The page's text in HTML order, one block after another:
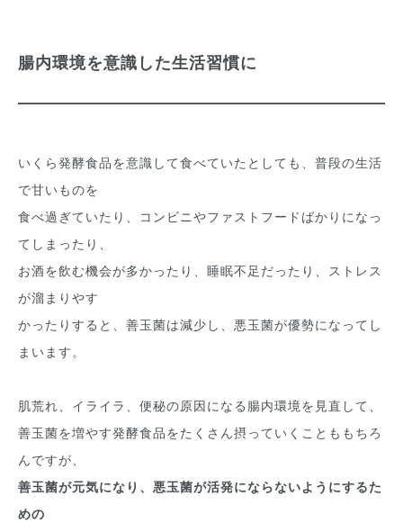
腸内環境を意識した生活習慣に
いくら発酵食品を意識して食べていたとしても、普段の生活
で甘いものを
食べ過ぎていたり、コンビニやファストフードばかりになっ
てしまったり、
お酒を飲む機会が多かったり、睡眠不足だったり、ストレス
が溜まりやす
かったりすると、善玉菌は減少し、悪玉菌が優勢になってし
まいます。
肌荒れ、イライラ、便秘の原因になる腸内環境を見直して、
善玉菌を増やす発酵食品をたくさん摂っていくことももちろ
んですが、
善玉菌が元気になり、悪玉菌が活発にならないようにするた
めの